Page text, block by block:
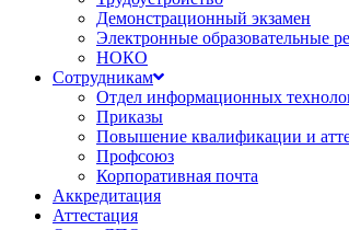
Демонстрационный экзамен
Электронные образовательные
НОКО
Сотрудникам
Отдел информационных
Приказы
Повышение квалификации и
Профсоюз
Корпоративная почта
Аккредитация
Аттестация